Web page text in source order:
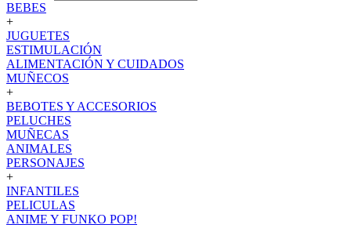
BEBES
+
JUGUETES
ESTIMULACIÓN
ALIMENTACIÓN Y CUIDADOS
MUÑECOS
+
BEBOTES Y ACCESORIOS
PELUCHES
MUÑECAS
ANIMALES
PERSONAJES
+
INFANTILES
PELICULAS
ANIME Y FUNKO POP!